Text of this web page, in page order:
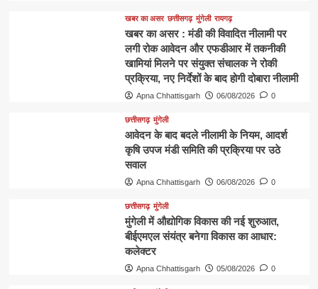
खबर का असर छत्तीसगढ़ मुंगेली रायगढ़
खबर का असर : मंडी की विवादित नीलामी पर
लगी रोक आवेदन और एफडीआर में तकनीकी
खामियां मिलने पर संयुक्त संचालक ने रोकी
प्रक्रिया, नए निर्देशों के बाद होगी दोबारा नीलामी
Apna Chhattisgarh 06/08/2026 0
छत्तीसगढ़ मुंगेली
आवेदन के बाद बदले नीलामी के नियम, आदर्श
कृषि उपज मंडी समिति की प्रक्रिया पर उठे
सवाल
Apna Chhattisgarh 06/08/2026 0
छत्तीसगढ़ मुंगेली
मुंगेली में औद्योगिक विकास की नई शुरुआत,
बीईएमएल संयंत्र बनेगा विकास का आधार:
कलेक्टर
Apna Chhattisgarh 05/08/2026 0